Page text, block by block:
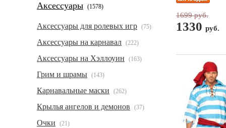
Аксессуары (1578)
Аксессуары для ролевых игр (75)
Аксессуары на карнавал (222)
Аксессуары на Хэллоуин (163)
Грим и шрамы (143)
Карнавальные маски (262)
Крылья ангелов и демонов (37)
Очки (21)
1699 руб.
1330 руб.